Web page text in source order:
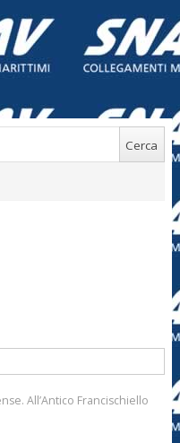
All’Antico Francischiello